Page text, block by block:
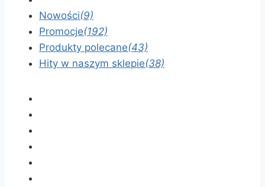
Nowości(9)
Promocje(192)
Produkty polecane(43)
Hity w naszym sklepie(38)